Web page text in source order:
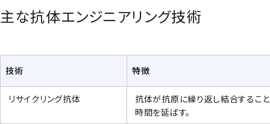
主な抗体エンジニアリング技術
技術 特徴
リサイクリング抗体
抗体が抗原に繰り返し結合するこ
時間を延ばす。